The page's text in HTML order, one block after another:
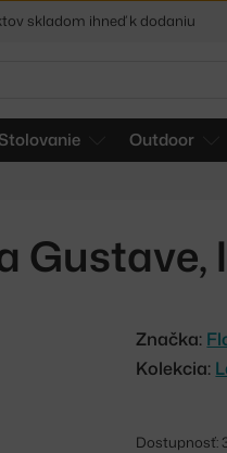
Stolovanie Outdoor
Gustave,
Značka:
Kolekcia:
Dostupnosť:
odberateľovnewslettera